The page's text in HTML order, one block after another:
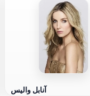
آنابل والیس